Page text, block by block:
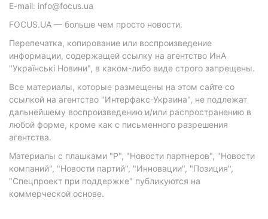
E-mail: info@focus.ua
FOCUS.UA — больше чем просто новости.
Перепечатка, копирование или воспроизведение
информации, содержащей ссылку на агентство ИнА
"Українські Новини", в каком-либо виде строго запрещены.
Все материалы, которые размещены на этом сайте со
ссылкой на агентство "Интерфакс-Украина", не подлежат
дальнейшему воспроизведению и/или распространению в
любой форме, кроме как с письменного разрешения
агентства.
Материалы с плашками "Р", "Новости партнеров", "Новости
компаний", "Новости партий", "Инновации", "Позиция",
"Спецпроект при поддержке" публикуются на
коммерческой основе.